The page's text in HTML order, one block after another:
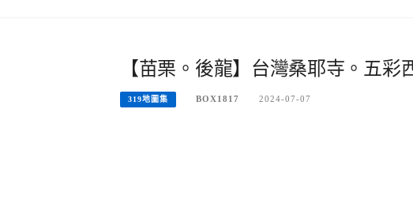
【苗栗。後龍】台灣桑耶寺。五
319地圖集 BOX1817 2024-07-07